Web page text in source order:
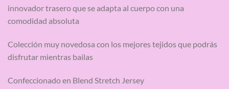
innovador trasero que se adapta al cuerpo con una
comodidad absoluta
Colección muy novedosa con los mejores tejidos que podrás
disfrutar mientras bailas
Confeccionado en Blend Stretch Jersey